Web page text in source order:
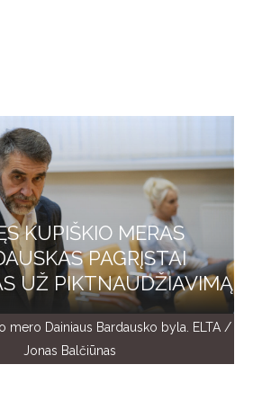
KUPIŠKIO MERAS
PAGRĮSTAI
UŽ PIKTNAUDŽIAVIMĄ
mero Dainiaus Bardausko byla. ELTA /
Jonas Balčiūnas